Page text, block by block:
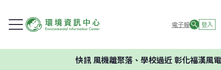
電子報 登入
快訊風機離聚落、學校過近 彰化福漢風電